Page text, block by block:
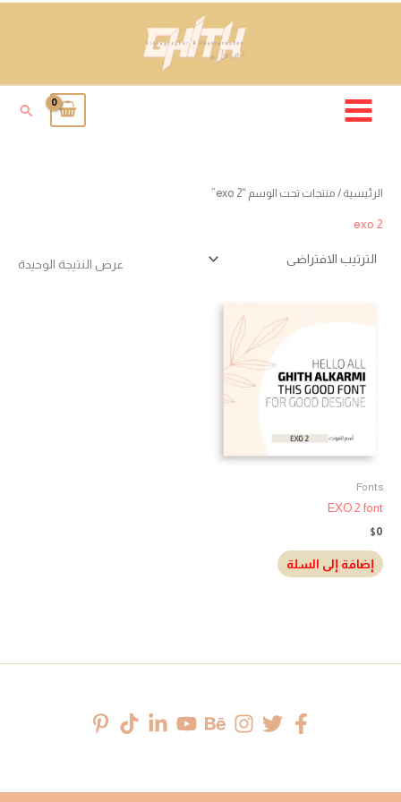
البحث
الرئيسية / منتجات تحت الوسم “exo 2”
exo 2
عرض النتيجة الوحيدة
Fonts
EXO 2 font
$0
إضافة إلى السلة